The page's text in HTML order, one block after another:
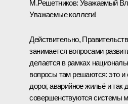
М.Решетников:Уважаемый
Уважаемые коллеги!
Действительно,
занимается вопросами
делается в рамках
вопросы там решаются: это и
дорог, аварийное жильё и
совершенствуются системы